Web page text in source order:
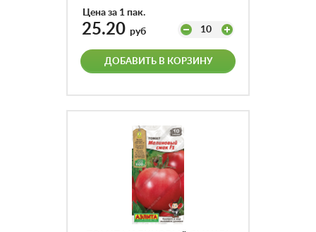
Цена за 1 пак.
25.20 руб 10
ДОБАВИТЬ В КОРЗИНУ